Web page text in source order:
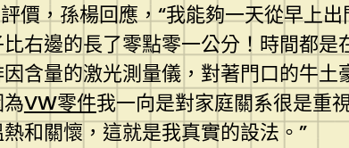
價，孫楊回應，“我能夠一天從早上
右邊的長了零點零一公分！時間都
含量的激光測量儀，對著門口的牛
VW零件我一向是對家庭關系很是重
和關懷，這就是我真實的設法。”